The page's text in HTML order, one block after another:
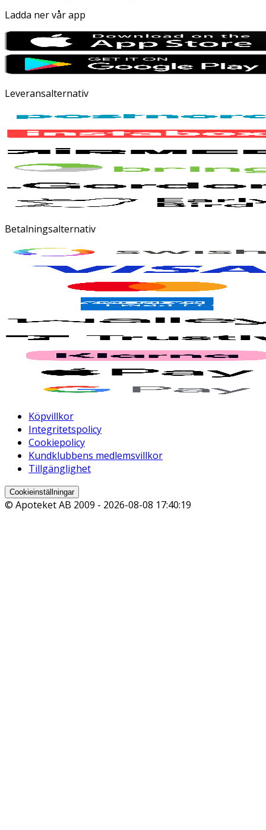
Ladda ner vår app
Leveransalternativ
Betalningsalternativ
Köpvillkor
Integritetspolicy
Cookiepolicy
Kundklubbens medlemsvillkor
Tillgänglighet
Cookieinställningar
© Apoteket AB 2009 - 2026-08-08 17:40:19